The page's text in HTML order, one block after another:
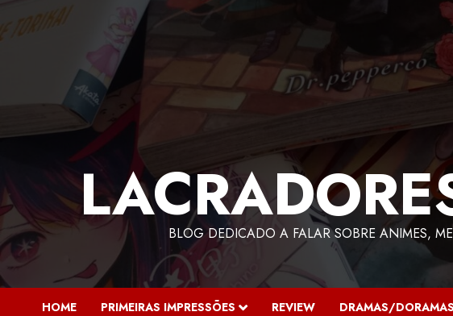
BLOG DEDICADO A FALAR SOBRE ANIMES,
HOME PRIMEIRAS IMPRESSÕES REVIEW DRAMAS/DORAMAS